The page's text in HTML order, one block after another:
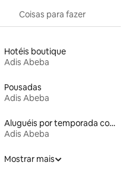
Coisas para fazer
Hotéis boutique
Adis Abeba
Pousadas
Adis Abeba
Aluguéis por temporada com sauna
Adis Abeba
Mostrar mais